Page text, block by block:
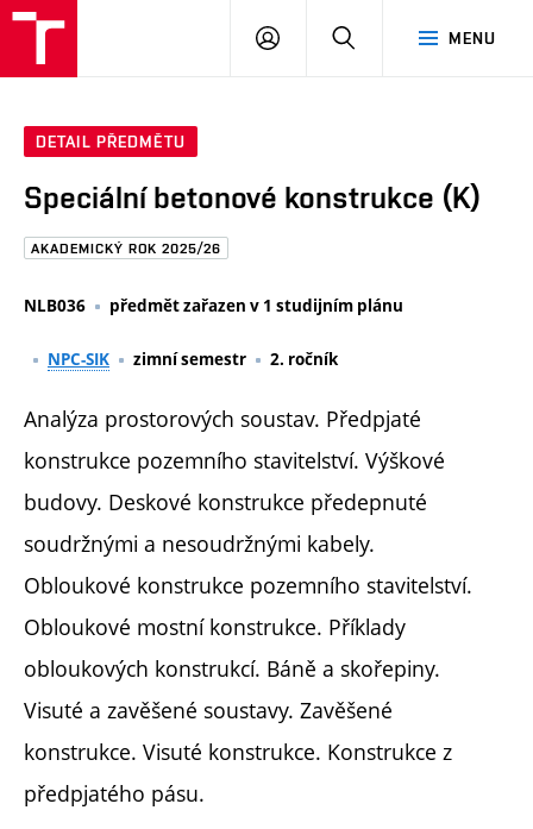
Brno
MENU
PŘIHLÁSIT
DETAIL PŘEDMĚTU
Speciální betonové konstrukce (K)
AKADEMICKÝ ROK 2025/26
NLB036 předmět zařazen v 1 studijním plánu
NPC-SIK zimní semestr 2. ročník
Analýza prostorových soustav. Předpjaté
konstrukce pozemního stavitelství. Výškové
budovy. Deskové konstrukce předepnuté
soudržnými a nesoudržnými kabely.
Obloukové konstrukce pozemního stavitelství.
Obloukové mostní konstrukce. Příklady
obloukových konstrukcí. Báně a skořepiny.
Visuté a zavěšené soustavy. Zavěšené
konstrukce. Visuté konstrukce. Konstrukce z
předpjatého pásu.